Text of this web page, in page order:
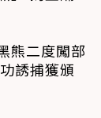
熊二度闖部
誘捕獲頒